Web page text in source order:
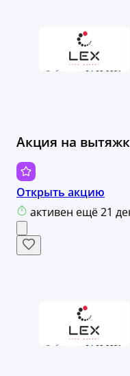
Акция на
Открыть акцию
активен ещё 21